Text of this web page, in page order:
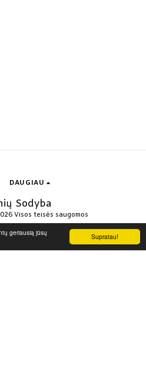
Supratau!
geriausią jūsų
Sodyba
Visos teisės saugomos
How to create a website
DAUGIAU